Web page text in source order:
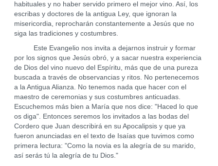
habituales y no haber servido primero el mejor vino. Así, los
escribas y doctores de la antigua Ley, que ignoran la
misericordia, reprocharán constantemente a Jesús que no
siga las tradiciones y costumbres.
Este Evangelio nos invita a dejarnos instruir y formar
por los signos que Jesús obró, y a sacar nuestra experiencia
de Dios del vino nuevo del Espíritu, más que de una pureza
buscada a través de observancias y ritos. No pertenecemos
a la Antigua Alianza. No tenemos nada que hacer con el
maestro de ceremonias y sus costumbres anticuadas.
Escuchemos más bien a María que nos dice: "Haced lo que
os diga". Entonces seremos los invitados a las bodas del
Cordero que Juan describirá en su Apocalipsis y que ya
fueron anunciadas en el texto de Isaías que tuvimos como
primera lectura: "Como la novia es la alegría de su marido,
así serás tú la alegría de tu Dios."